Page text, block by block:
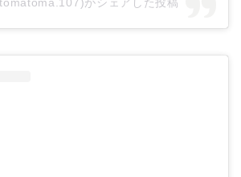
がシェアした投稿